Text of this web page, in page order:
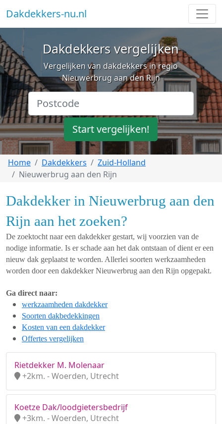
Dakdekkers-nu.nl
Dakdekkers vergelijken
Vergelijken van dakdekkers in regio
Nieuwerbrug aan den Rijn
Start vergelijken!
Home Dakdekkers
Zuid-Holland
Nieuwerbrug aan den Rijn
Dakdekker in Nieuwerbrug aan den
Rijn aan het zoeken?
De zoektocht naar een dakdekker gestart, wij voorzien van de
nodige informatie. Is er schade aan het dak ontstaan of dient er een
nieuw dak geplaatst te worden. Allerlei soorten werkzaamheden
worden door een dakdekker Nieuwerbrug aan den Rijn opgepakt.
Ga direct naar:
werkzaamheden dakdekker
Soorten dakbedekkingen
Kosten van een dakdekker
Offertes vergelijken
Rietdekker M. Molenaar
+2km. - Woerden, Utrecht
Koetze Dak/loodgietersbedrijf
+3km. - Woerden, Utrecht